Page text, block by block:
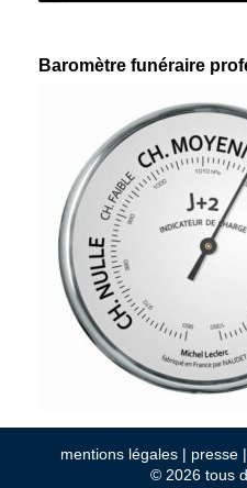
Baromètre funéraire
mentions légales | presse |
© 2026 tous